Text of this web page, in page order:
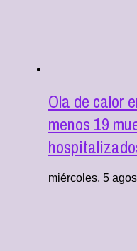
Ola de calor
menos 19
miércoles, 5